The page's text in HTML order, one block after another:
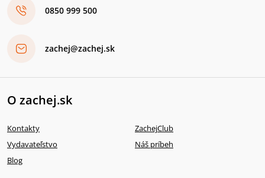
0850 999 500
zachej@zachej.sk
O zachej.sk
Kontakty
ZachejClub
Vydavateľstvo
Náš príbeh
Blog